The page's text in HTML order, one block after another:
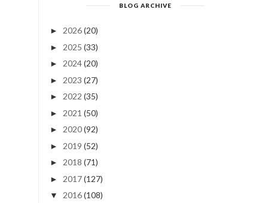
BLOG ARCHIVE
► 2026(20)
► 2025 (33)
► 2024(20)
► 2023 (27)
► 2022 (35)
► 2021 (50)
► 2020(92)
► 2019 (52)
► 2018 (71)
► 2017(127)
▼ 2016(108)